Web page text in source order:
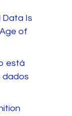
Data Is
of
está
dados